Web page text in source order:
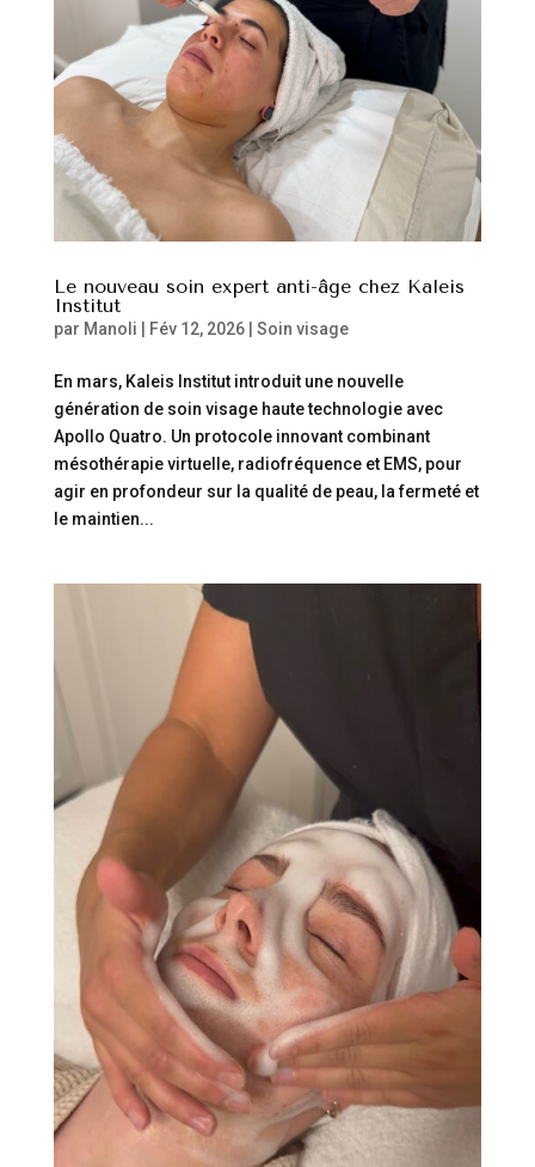
Le nouveau soin expert anti-âge chez Kaleis
Institut
par Manoli Fév 12, 2026| Soin visage
En mars, Kaleis Institut introduit une nouvelle
génération de soin visage haute technologie avec
Apollo Quatro. Un protocole innovant combinant
mésothérapie virtuelle, radiofréquence et EMS, pour
agir en profondeur sur la qualité de peau, la fermeté et
le maintien...